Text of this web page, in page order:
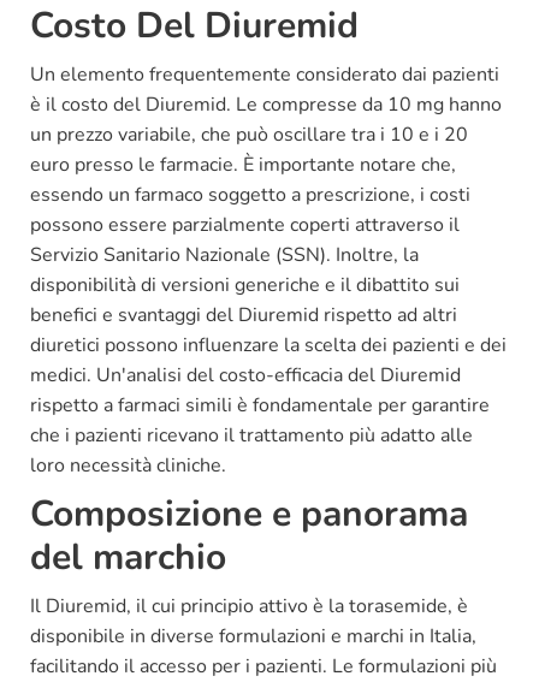
Costo Del Diuremid
Un elemento frequentemente considerato dai pazienti
è il costo del Diuremid. Le compresse da 10 mg hanno
un prezzo variabile, che può oscillare tra i 10 e i 20
euro presso le farmacie. È importante notare che,
essendo un farmaco soggetto a prescrizione, i costi
possono essere parzialmente coperti attraverso il
Servizio Sanitario Nazionale (SSN). Inoltre, la
disponibilità di versioni generiche e il dibattito sui
benefici e svantaggi del Diuremid rispetto ad altri
diuretici possono influenzare la scelta dei pazienti e dei
medici. Un'analisi del costo-efficacia del Diuremid
rispetto a farmaci simili è fondamentale per garantire
che i pazienti ricevano il trattamento più adatto alle
loro necessità cliniche.
Composizione e panorama
del marchio
Il Diuremid, il cui principio attivo è la torasemide, è
disponibile in diverse formulazioni e marchi in Italia,
facilitando il accesso per i pazienti. Le formulazioni più